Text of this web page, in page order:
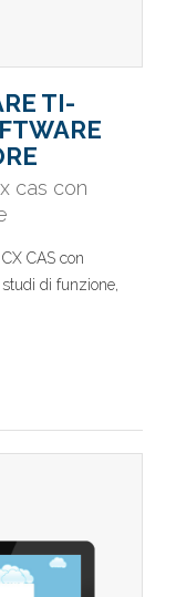
TI-
cas con
CAS con
di funzione,